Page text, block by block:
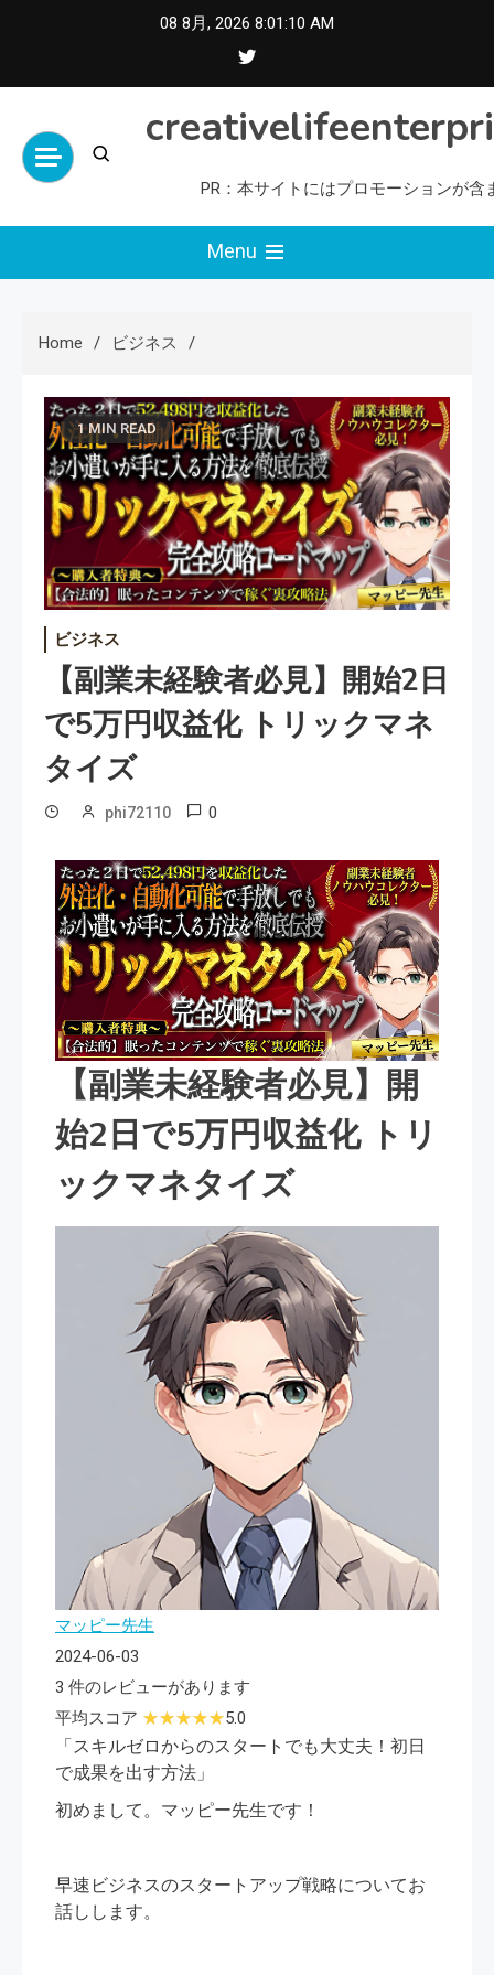
08 8月, 2026 8:01:11 AM
PR：本サイトにはプロモーションが含
Menu
Home ビジネス
1 MIN READ
ビジネス
【副業未経験者必見】開始2日
で5万円収益化 トリックマネ
タイズ
phi72110 0
【副業未経験者必見】開
始2日で5万円収益化 トリ
ックマネタイズ
マッピー先生
2024-06-03
3 件のレビューがあります
平均スコア
5.0
「スキルゼロからのスタートでも大丈夫！初日
で成果を出す方法」
初めまして。マッピー先生です！
早速ビジネスのスタートアップ戦略についてお
話しします。